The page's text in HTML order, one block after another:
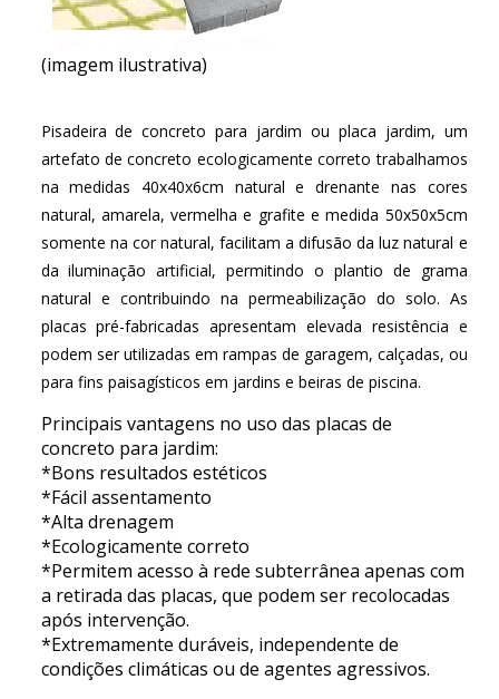
(imagem ilustrativa)
Pisadeira de concreto para jardim ou placa jardim, um
artefato de concreto ecologicamente correto trabalhamos
na medidas 40x40x6cm natural e drenante nas cores
natural, amarela, vermelha e grafite e medida 50x50x5cm
somente na cor natural, facilitam a difusão da luz natural e
da iluminação artificial, permitindo o plantio de grama
natural e contribuindo na permeabilização do solo. As
placas pré-fabricadas apresentam elevada resistência e
podem ser utilizadas em rampas de garagem, calçadas, ou
para fins paisagísticos em jardins e beiras de piscina.
Principais vantagens no uso das placas de
concreto para jardim:
*Bons resultados estéticos
*Fácil assentamento
*Alta drenagem
*Ecologicamente correto
*Permitem acesso à rede subterrânea apenas com
a retirada das placas, que podem ser recolocadas
após intervenção.
*Extremamente duráveis, independente de
condições climáticas ou de agentes agressivos.